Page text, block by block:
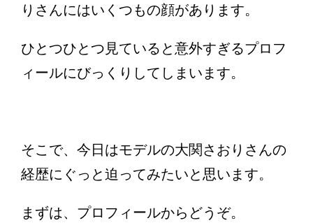
りさんにはいくつもの顔があります。
ひとつひとつ見ていると意外すぎるプロフ
ィールにびっくりしてしまいます。
そこで、今日はモデルの大関さおりさんの
経歴にぐっと迫ってみたいと思います。
まずは、プロフィールからどうぞ。